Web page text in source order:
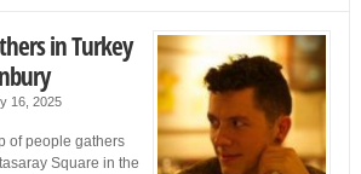
in Turkey
16, 2025
of people gathers
Square in the